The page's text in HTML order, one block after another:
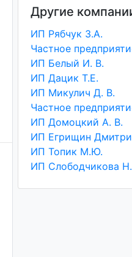
Другие
ИП Рябчук З.А.
ИП Белый И. В.
ИП Дацик Т.Е.
ИП Микулич Д. В.
ИП Домоцкий А. В.
ИП Топик М.Ю.
ИП Слободчикова